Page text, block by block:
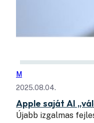
M
2025.08.04.
Apple saját AI
Újabb izgalmas